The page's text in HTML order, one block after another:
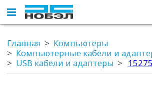
Главная
Компьютеры
Компьютерные кабели и
USB кабели и адаптеры
15275_